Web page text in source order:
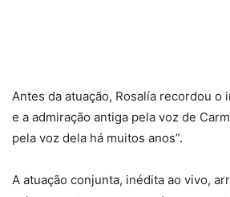
Antes da atuação, Rosalía recordou o
e a admiração antiga pela voz de
pela voz dela há muitos anos”.
A atuação conjunta, inédita ao vivo,